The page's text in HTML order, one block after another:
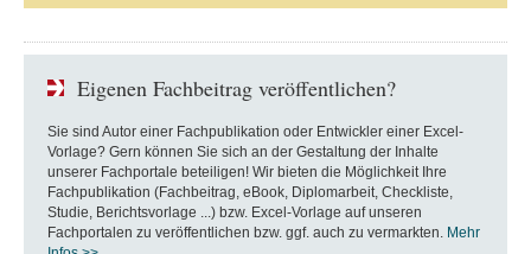
Eigenen Fachbeitrag veröffentlichen?
Sie sind Autor einer Fachpublikation oder Entwickler einer Excel-
Vorlage? Gern können Sie sich an der Gestaltung der Inhalte
unserer Fachportale beteiligen! Wir bieten die Möglichkeit Ihre
Fachpublikation (Fachbeitrag, eBook, Diplomarbeit, Checkliste,
Studie, Berichtsvorlage ...) bzw. Excel-Vorlage auf unseren
Fachportalen zu veröffentlichen bzw. ggf. auch zu vermarkten. Mehr